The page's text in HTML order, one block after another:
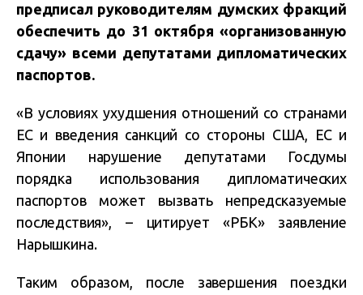
предписал руководителям думских фракций
обеспечить до 31 октября «организованную
сдачу» всеми депутатами дипломатических
паспортов.
«В условиях ухудшения отношений со странами
ЕС и введения санкций со стороны США, ЕС и
Японии нарушение депутатами Госдумы
порядка использования дипломатических
паспортов может вызвать непредсказуемые
последствия», – цитирует «РБК» заявление
Нарышкина.
Таким образом, после завершения поездки